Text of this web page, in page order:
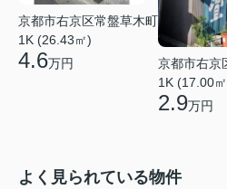
京都市右京区常盤草木町
1K (26.43㎡)
4.6万円
京都市右京
1K (17.00
2.9万円
よく見られている物件